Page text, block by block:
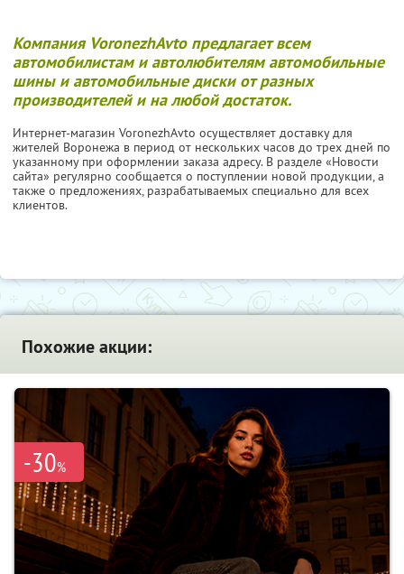
Компания VoronezhAvto предлагает всем
автомобилистам и автолюбителям автомобильные
шины и автомобильные диски от разных
производителей и на любой достаток.
Интернет-магазин VoronezhAvto осуществляет доставку для
жителей Воронежа в период от нескольких часов до трех дней по
указанному при оформлении заказа адресу. В разделе «Новости
сайта» регулярно сообщается о поступлении новой продукции, а
также о предложениях, разрабатываемых специально для всех
клиентов.
Похожие акции:
-30%